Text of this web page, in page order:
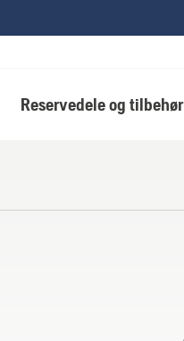
Reservedele og tilbehør